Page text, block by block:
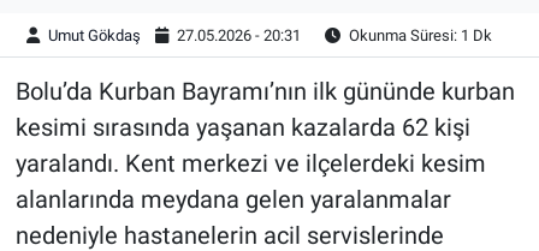
Umut Gökdaş 27.05.2026 - 20:31 Okunma Süresi: 1 Dk
Bolu’da Kurban Bayramı’nın ilk gününde kurban
kesimi sırasında yaşanan kazalarda 62 kişi
yaralandı. Kent merkezi ve ilçelerdeki kesim
alanlarında meydana gelen yaralanmalar
nedeniyle hastanelerin acil servislerinde